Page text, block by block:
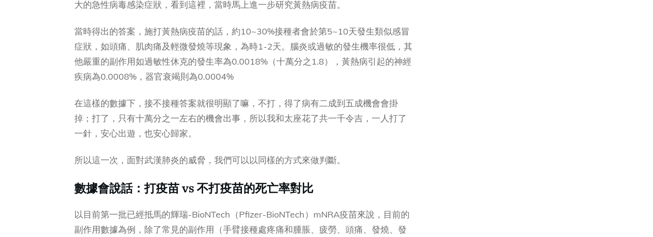
大的急性病毒感染症狀，看到這裡，當時馬上進一步研究黃熱病疫苗。
當時得出的答案，施打黃熱病疫苗的話，約10~30%接種者會於第5~10天發生類似感冒
症狀，如頭痛、肌肉痛及輕微發燒等現象，為時1-2天。腦炎或過敏的發生機率很低，其
他嚴重的副作用如過敏性休克的發生率為0.0018%（十萬分之1.8），黃熱病引起的神經
疾病為0.0008%，器官衰竭則為0.0004%
在這樣的數據下，接不接種答案就很明顯了嘛，不打，得了病有二成到五成機會會掛
掉；打了，只有十萬分之一左右的機會出事，所以我和太座花了共一千令吉，一人打了
一針，安心出遊，也安心歸家。
所以這一次，面對武漢肺炎的威脅，我們可以以同樣的方式來做判斷。
數據會說話：打疫苗 vs 不打疫苗的死亡率對比
以目前第一批已經抵馬的輝瑞-BioNTech（Pfizer-BioNTech）mNRA疫苗來說，目前的
副作用數據為例，除了常見的副作用（手臂接種處疼痛和腫脹、疲勞、頭痛、發燒、發